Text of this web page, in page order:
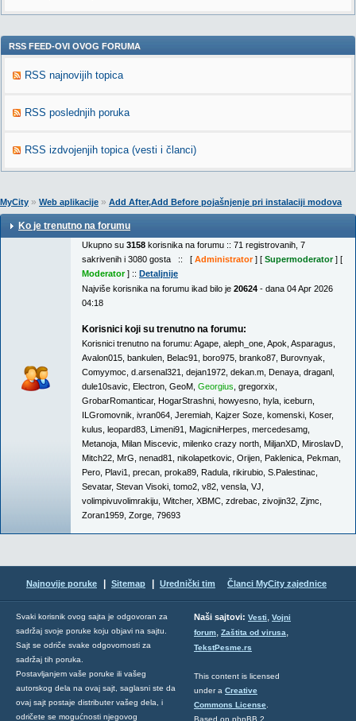
RSS FEED-OVI OVOG FORUMA
RSS najnovijih topica
RSS poslednjih poruka
RSS izdvojenjih topica (vesti i članci)
MyCity » Web aplikacije » Add After,Add Before pojašnjenje pri instalaciji modova
Ko je trenutno na forumu
Ukupno su 3158 korisnika na forumu :: 71 registrovanih, 7
sakrivenih i 3080 gosta :: [ Administrator] [ Supermoderator] [
Moderator] :: Detaljnije
Najviše korisnika na forumu ikad bilo je 20624 - dana 04 Apr 2026
04:18
Korisnici koji su trenutno na forumu:
Korisnici trenutno na forumu: Agape aleph_one Apok Asparagus
Avalon015 bankulen Belac91 boro975 branko87 Burovnyak
Comyymoc d.arsenal321 dejan1972 dekan.m Denaya draganl
dule10savic Electron GeoM Georgius gregorxix
GrobarRomanticar, HogarStrashni howyesno hyla iceburn
ILGromovnik ivran064 Jeremiah Kajzer Soze komenski Koser,
kulus leopard83 Limeni91 MagicniHerpes mercedesamg
Metanoja Milan Miscevic milenko crazy north MiljanXD MiroslavD
Mitch22 MrG nenad81 nikolapetkovic Orijen Paklenica Pekman
Pero Plavi1 precan proka89 Radula rikirubio S.Palestinac
Sevatar, Stevan Visoki tomo2 v82 vensla VJ
volimpivuvolimrakiju Witcher, XBMC zdrebac zivojin32 Zjmc
Zoran1959 Zorge 79693
Najnovije poruke Sitemap Urednički tim Članci MyCity zajednice
Svaki korisnik ovog sajta je odgovoran za
sadržaj svoje poruke koju objavi na sajtu.
Sajt se odriče svake odgovornosti za
sadržaj tih poruka.
Postavljanjem vaše poruke ili vašeg
autorskog dela na ovaj sajt, saglasni ste da
ovaj sajt postaje distributer vašeg dela, i
odričete se mogućnosti njegovog
Naši sajtovi: Vesti, Vojni
forum, Zaštita od virusa,
TekstPesme.rs
This content is licensed
under a Creative
Commons License
Based on phpBB 2,